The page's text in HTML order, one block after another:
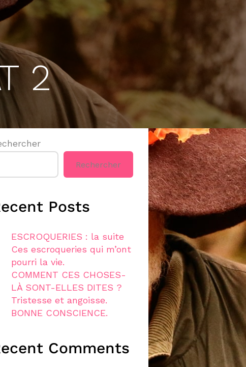
2
Rechercher
Posts
ESCROQUERIES : la suite
Ces escroqueries qui m’ont
pourri la vie.
COMMENT CES CHOSES-
LÀ SONT-ELLES DITES ?
Tristesse et angoisse.
BONNE CONSCIENCE.
Comments